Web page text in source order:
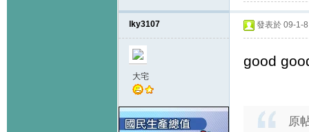
lky3107
大宅
發表於 09-1-
good
原